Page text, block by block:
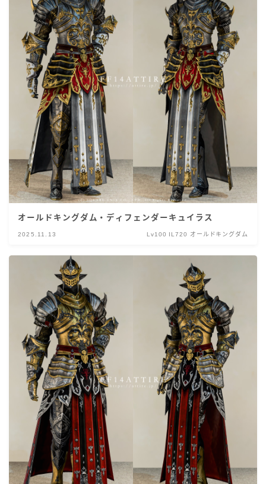
オールドキングダム・ディフェンダーキュイラス
2025.11.13 Lv100 IL720 オールドキングダム